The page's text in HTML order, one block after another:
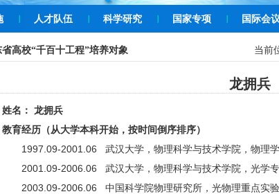
人才队伍 科学研究 国家专项 国际会议
省高校“千百十工程”培养对象 当前
龙拥兵
： 龙拥兵
经历（从大学本科开始，按时间倒序排序）
2001.06 武汉大学，物理科学与技术学院，物理学
2006.06 武汉大学，物理科学与技术学院，光学专
2006.06 中国科学院物理研究所，光物理重点实验